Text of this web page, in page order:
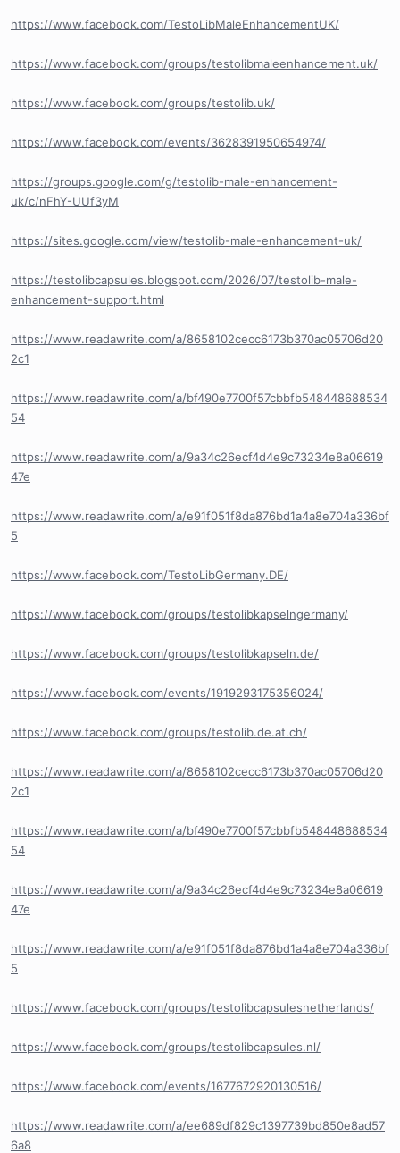
https://www.facebook.com/TestoLibMaleEnhancementUK/
https://www.facebook.com/groups/testolibmaleenhancement.uk/
https://www.facebook.com/groups/testolib.uk/
https://www.facebook.com/events/3628391950654974/
https://groups.google.com/g/testolib-male-enhancement-
uk/c/nFhY-UUf3yM
https://sites.google.com/view/testolib-male-enhancement-uk/
https://testolibcapsules.blogspot.com/2026/07/testolib-male-
enhancement-support.html
https://www.readawrite.com/a/8658102cecc6173b370ac05706d20
2c1
https://www.readawrite.com/a/bf490e7700f57cbbfb548448688534
54
https://www.readawrite.com/a/9a34c26ecf4d4e9c73234e8a06619
47e
https://www.readawrite.com/a/e91f051f8da876bd1a4a8e704a336bf
5
https://www.facebook.com/TestoLibGermany.DE/
https://www.facebook.com/groups/testolibkapselngermany/
https://www.facebook.com/groups/testolibkapseln.de/
https://www.facebook.com/events/1919293175356024/
https://www.facebook.com/groups/testolib.de.at.ch/
https://www.readawrite.com/a/8658102cecc6173b370ac05706d20
2c1
https://www.readawrite.com/a/bf490e7700f57cbbfb548448688534
54
https://www.readawrite.com/a/9a34c26ecf4d4e9c73234e8a06619
47e
https://www.readawrite.com/a/e91f051f8da876bd1a4a8e704a336bf
5
https://www.facebook.com/groups/testolibcapsulesnetherlands/
https://www.facebook.com/groups/testolibcapsules.nl/
https://www.facebook.com/events/1677672920130516/
https://www.readawrite.com/a/ee689df829c1397739bd850e8ad57
6a8